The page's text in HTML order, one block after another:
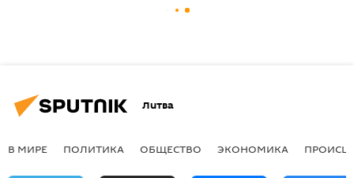
Литва
В МИРЕ ПОЛИТИКА ОБЩЕСТВО ЭКОНОМИКА